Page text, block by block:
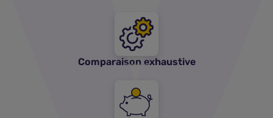
Comparaison exhaustive